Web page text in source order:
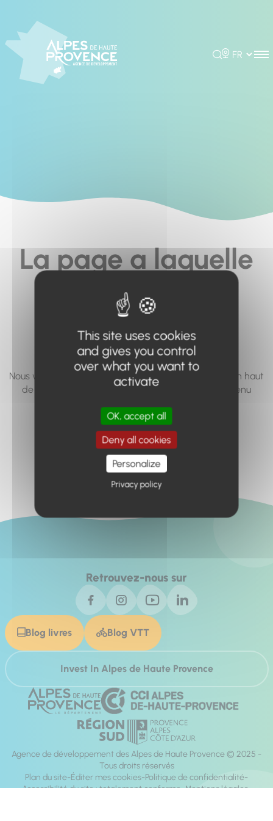
Rechercher
Choisir la
La page a laquelle
vous cherchez à
accéder n'existe
pas... ou plus.
Nous vous invitons à utiliser le moteur de recherche en haut
de page, ou à utiliser le menu pour trouver le contenu
Retour à l'accueil
Retrouvez-nous sur
Blog livres Blog VTT
Invest In Alpes de Haute Provence
Agence de développement des Alpes de Haute Provence © 2025 -
Tous droits réservés
Plan du site Éditer mes cookies Politique de confidentialité
Accessibilité du site : totalement conforme Mentions légales
This site uses cookies
and gives you control
over what you want to
activate
OK, accept all
Deny all cookies
Personalize
Privacy policy